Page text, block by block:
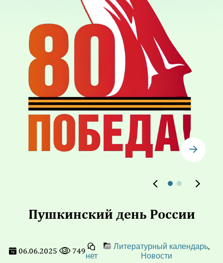
Пушкинский день России
06.06.2025 749
нет
Литературный календарь,
Новости